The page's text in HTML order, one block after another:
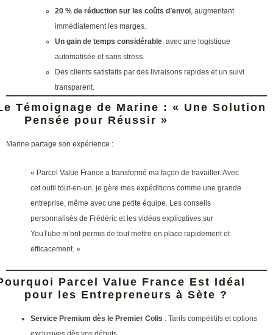
20 % de réduction sur les coûts d’envoi, augmentant
immédiatement les marges.
Un gain de temps considérable, avec une logistique
automatisée et sans stress.
Des clients satisfaits par des livraisons rapides et un suivi
transparent.
Témoignage de Marine : « Une Solution
Pensée pour Réussir »
Marine partage son expérience :
« Parcel Value France a transformé ma façon de travailler. Avec
cet outil tout-en-un, je gère mes expéditions comme une grande
entreprise, même avec une petite équipe. Les conseils
personnalisés de Frédéric et les vidéos explicatives sur
YouTube m’ont permis de tout mettre en place rapidement et
efficacement. »
Parcel Value France Est Idéal
pour les Entrepreneurs à Sète ?
Service Premium dès le Premier Colis : Tarifs compétitifs et options